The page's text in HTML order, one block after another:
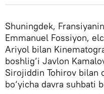
Shuningdek,
Emmanuel Fossiyon,
Ariyol bilan
boshlig‘i Javlon
Sirojiddin Tohirov bilan
bo‘yicha davra suhbati